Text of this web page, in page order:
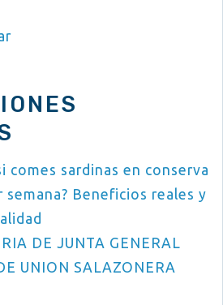
comes sardinas en conserva
semana? Beneficios reales y
DE JUNTA GENERAL
UNION SALAZONERA